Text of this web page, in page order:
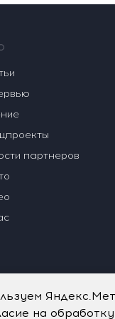
партнеров
на